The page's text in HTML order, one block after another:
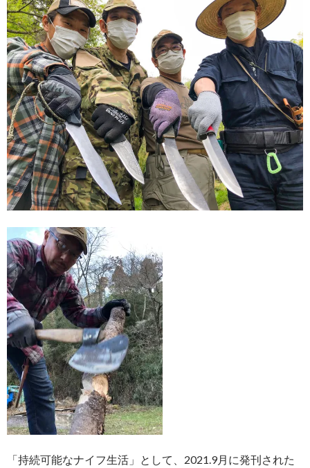
「持続可能なナイフ生活」として、2021.9月に発刊された